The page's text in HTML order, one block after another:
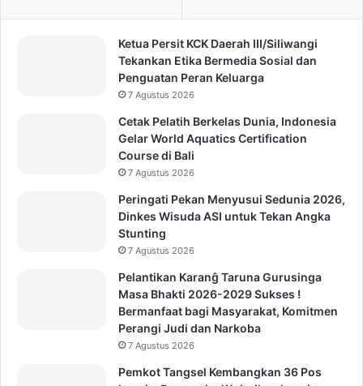
Ketua Persit KCK Daerah III/Siliwangi
Tekankan Etika Bermedia Sosial dan
Penguatan Peran Keluarga
7 Agustus 2026
Cetak Pelatih Berkelas Dunia, Indonesia
Gelar World Aquatics Certification
Course di Bali
7 Agustus 2026
Peringati Pekan Menyusui Sedunia 2026,
Dinkes Wisuda ASI untuk Tekan Angka
Stunting
7 Agustus 2026
Pelantikan Karanĝ Taruna Gurusinga
Masa Bhakti 2026-2029 Sukses !
Bermanfaat bagi Masyarakat, Komitmen
Perangi Judi dan Narkoba
7 Agustus 2026
Pemkot Tangsel Kembangkan 36 Pos